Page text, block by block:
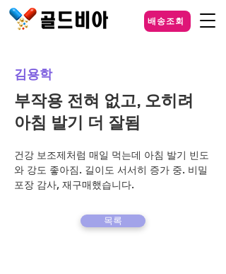
배송조회
김용학
부작용 전혀 없고, 오히려
아침 발기 더 잘됨
건강 보조제처럼 매일 먹는데 아침 발기 빈도
와 강도 좋아짐. 길이도 서서히 증가 중. 비밀
포장 감사, 재구매했습니다.
목록